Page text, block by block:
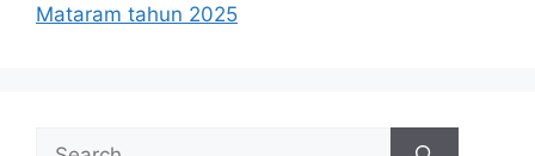
Mataram tahun 2025